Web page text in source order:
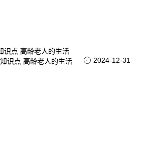
识点 高龄老人的生活 2024-12-31